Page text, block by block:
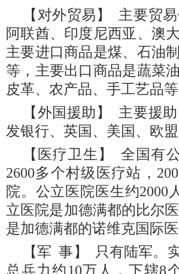
【对外贸易】 主要贸
阿联酋、印度尼西亚、澳
主要进口商品是煤、石油
等，主要出口商品是蔬菜
皮革、农产品、手工艺品等
【外国援助】 主要援
发银行、英国、美国、欧
【医疗卫生】 全国有
2600多个村级医疗站，
院。公立医院医生约2000
立医院是加德满都的比尔
是加德满都的诺维克国际
【军 事】 只有陆军。
总兵力约10万人，下辖8